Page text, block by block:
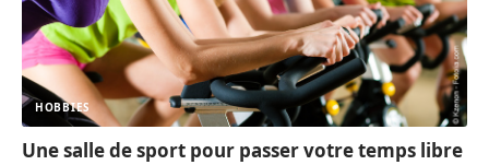
HOBBIES
Une salle de sport pour passer votre temps libre